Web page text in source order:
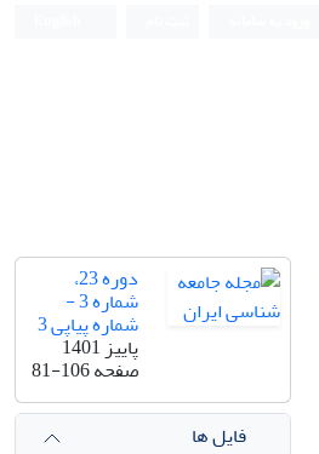
دوره 23،
شماره 3 -
شماره پیاپی 3
پاییز 1401
صفحه81-106
فایل ها